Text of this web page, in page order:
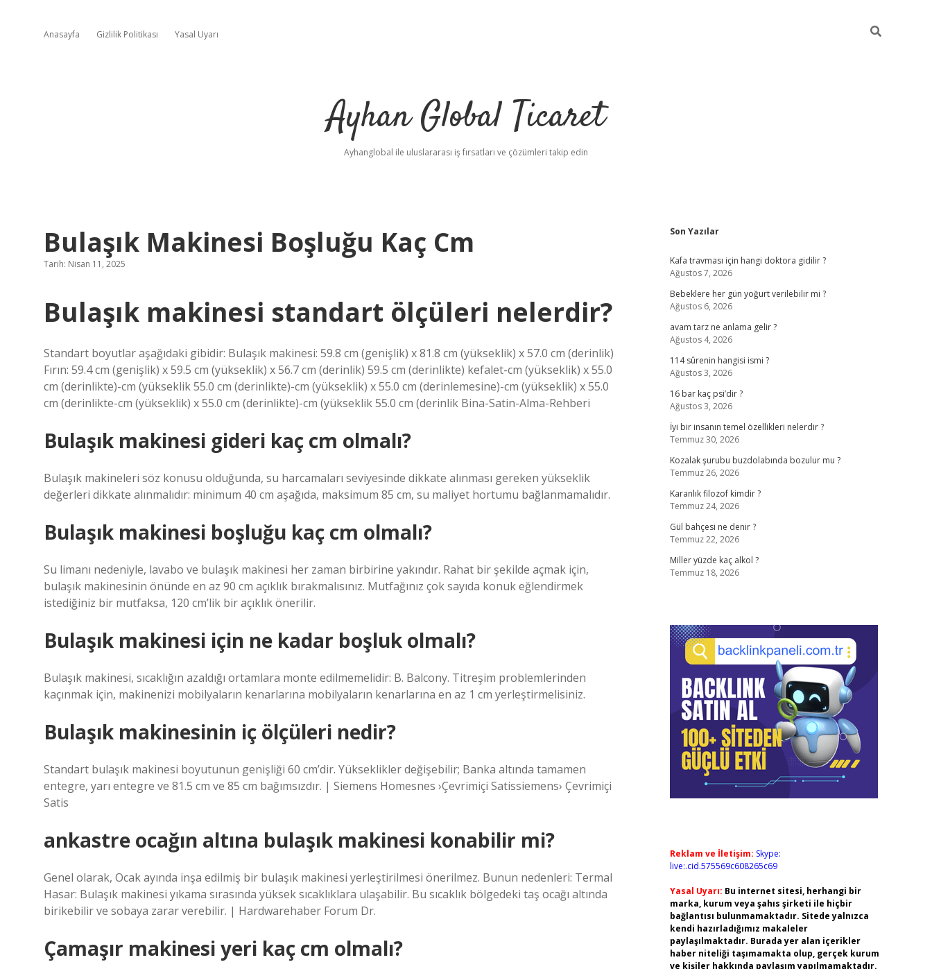
Anasayfa Gizlilik Politikası Yasal Uyarı
Ayhan Global Ticaret
Ayhanglobal ile uluslararası iş fırsatları ve çözümleri takip edin
Bulaşık Makinesi Boşluğu Kaç Cm
Tarih: Nisan 11, 2025
Bulaşık makinesi standart ölçüleri nelerdir?
Standart boyutlar aşağıdaki gibidir: Bulaşık makinesi: 59.8 cm (genişlik) x 81.8 cm (yükseklik) x 57.0 cm (derinlik)
Fırın: 59.4 cm (genişlik) x 59.5 cm (yükseklik) x 56.7 cm (derinlik) 59.5 cm (derinlikte) kefalet-cm (yükseklik) x 55.0
cm (derinlikte)-cm (yükseklik 55.0 cm (derinlikte)-cm (yükseklik) x 55.0 cm (derinlemesine)-cm (yükseklik) x 55.0
cm (derinlikte-cm (yükseklik) x 55.0 cm (derinlikte)-cm (yükseklik 55.0 cm (derinlik Bina-Satin-Alma-Rehberi
Bulaşık makinesi gideri kaç cm olmalı?
Bulaşık makineleri söz konusu olduğunda, su harcamaları seviyesinde dikkate alınması gereken yükseklik
değerleri dikkate alınmalıdır: minimum 40 cm aşağıda, maksimum 85 cm, su maliyet hortumu bağlanmamalıdır.
Bulaşık makinesi boşluğu kaç cm olmalı?
Su limanı nedeniyle, lavabo ve bulaşık makinesi her zaman birbirine yakındır. Rahat bir şekilde açmak için,
bulaşık makinesinin önünde en az 90 cm açıklık bırakmalısınız. Mutfağınız çok sayıda konuk eğlendirmek
istediğiniz bir mutfaksa, 120 cm’lik bir açıklık önerilir.
Bulaşık makinesi için ne kadar boşluk olmalı?
Bulaşık makinesi, sıcaklığın azaldığı ortamlara monte edilmemelidir: B. Balcony. Titreşim problemlerinden
kaçınmak için, makinenizi mobilyaların kenarlarına mobilyaların kenarlarına en az 1 cm yerleştirmelisiniz.
Bulaşık makinesinin iç ölçüleri nedir?
Standart bulaşık makinesi boyutunun genişliği 60 cm’dir. Yükseklikler değişebilir; Banka altında tamamen
entegre, yarı entegre ve 81.5 cm ve 85 cm bağımsızdır. | Siemens Homesnes ›Çevrimiçi Satissiemens› Çevrimiçi
Satis
ankastre ocağın altına bulaşık makinesi konabilir mi?
Genel olarak, Ocak ayında inşa edilmiş bir bulaşık makinesi yerleştirilmesi önerilmez. Bunun nedenleri: Termal
Hasar: Bulaşık makinesi yıkama sırasında yüksek sıcaklıklara ulaşabilir. Bu sıcaklık bölgedeki taş ocağı altında
birikebilir ve sobaya zarar verebilir. | Hardwarehaber Forum Dr.
Çamaşır makinesi yeri kaç cm olmalı?
Sidebar
Son Yazılar
Kafa travması için hangi doktora gidilir ?
Ağustos 7, 2026
Bebeklere her gün yoğurt verilebilir mi ?
Ağustos 6, 2026
avam tarz ne anlama gelir ?
Ağustos 4, 2026
114 sûrenin hangisi ismi ?
Ağustos 3, 2026
16 bar kaç psi’dir ?
Ağustos 3, 2026
İyi bir insanın temel özellikleri nelerdir ?
Temmuz 30, 2026
Kozalak şurubu buzdolabında bozulur mu ?
Temmuz 26, 2026
Karanlık filozof kimdir ?
Temmuz 24, 2026
Gül bahçesi ne denir ?
Temmuz 22, 2026
Miller yüzde kaç alkol ?
Temmuz 18, 2026
Reklam ve İletişim: Skype:
live:.cid.575569c608265c69
Yasal Uyarı: Bu internet sitesi, herhangi bir
marka, kurum veya şahıs şirketi ile hiçbir
bağlantısı bulunmamaktadır. Sitede yalnızca
kendi hazırladığımız makaleler
paylaşılmaktadır. Burada yer alan içerikler
haber niteliği taşımamakta olup, gerçek kurum
ve kişiler hakkında paylaşım yapılmamaktadır.